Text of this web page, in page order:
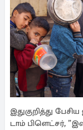
இதுகுறித்து
டாம் பிளெட்சர்,